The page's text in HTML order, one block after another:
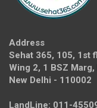
Address
Sehat 365, 105, 1st
Wing 2, 1 BSZ Marg,
New Delhi - 110002
LandLine: 011-